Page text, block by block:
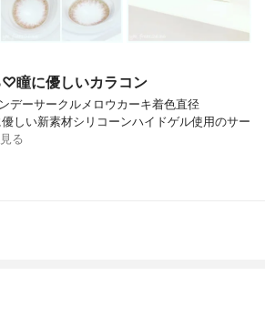
瞳に優しいカラコン
デーサークル⁡メロウカーキ着色直径
しい新素材シリコーンハイドゲル使用のサー
る